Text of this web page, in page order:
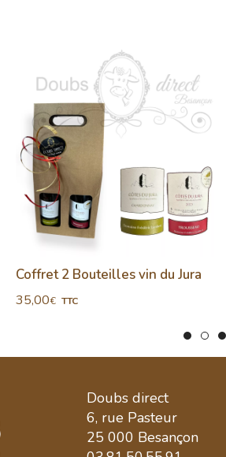
Coffret 2 Bouteilles vin du Jura
35,00€ TTC
Doubs direct
6, rue Pasteur
25 000 Besançon